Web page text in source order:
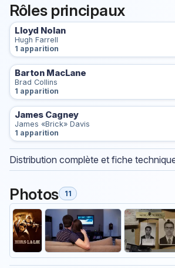
Rôles principaux
Lloyd Nolan
Hugh Farrell
1 apparition
Barton MacLane
Brad Collins
1 apparition
James Cagney
James «Brick» Davis
1 apparition
Distribution complète et fiche
Photos 11